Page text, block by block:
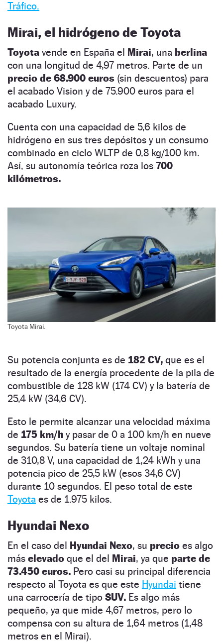
Tráfico.
Mirai, el hidrógeno de Toyota
Toyota vende en España el Mirai, una berlina
con una longitud de 4,97 metros. Parte de un
precio de 68.900 euros (sin descuentos) para
el acabado Vision y de 75.900 euros para el
acabado Luxury.
Cuenta con una capacidad de 5,6 kilos de
hidrógeno en sus tres depósitos y un consumo
combinado en ciclo WLTP de 0,8 kg/100 km.
Así, su autonomía teórica roza los 700
kilómetros.
Toyota Mirai.
Su potencia conjunta es de 182 CV, que es el
resultado de la energía procedente de la pila de
combustible de 128 kW (174 CV) y la batería de
25,4 kW (34,6 CV).
Esto le permite alcanzar una velocidad máxima
de 175 km/h y pasar de 0 a 100 km/h en nueve
segundos. Su batería tiene un voltaje nominal
de 310,8 V, una capacidad de 1,24 kWh y una
potencia pico de 25,5 kW (esos 34,6 CV)
durante 10 segundos. El peso total de este
Toyota es de 1.975 kilos.
Hyundai Nexo
En el caso del Hyundai Nexo, su precio es algo
más elevado que el del Mirai, ya que parte de
73.450 euros. Pero casi su principal diferencia
respecto al Toyota es que este Hyundai tiene
una carrocería de tipo SUV. Es algo más
pequeño, ya que mide 4,67 metros, pero lo
compensa con su altura de 1,64 metros (1,48
metros en el Mirai).